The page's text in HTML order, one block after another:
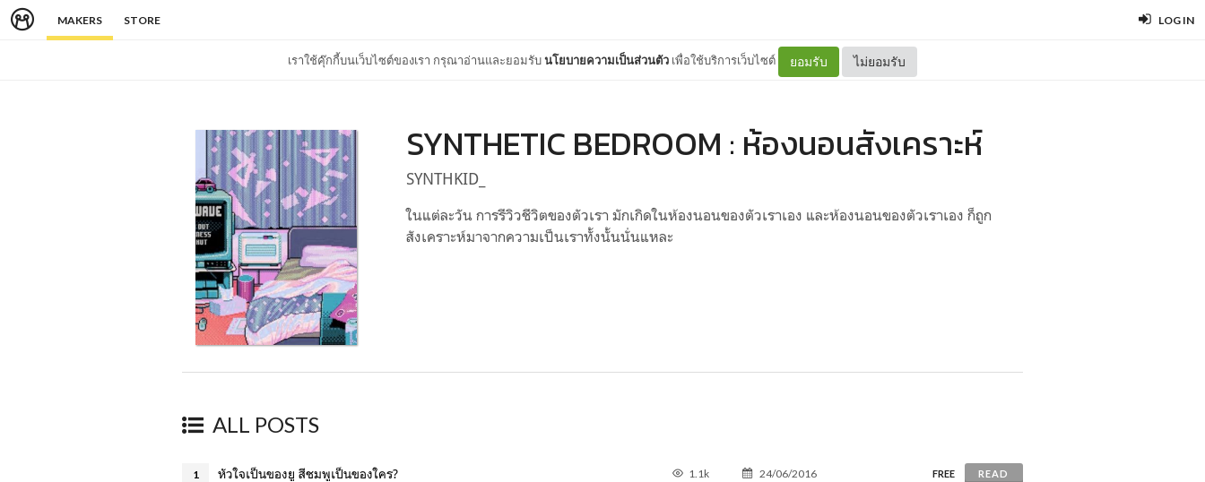
MAKERS STORE LOG IN
เราใช้คุ๊กกี้บนเว็บไซต์ของเรา กรุณาอ่านและยอมรับนโยบายความเป็นส่วนตัว เพื่อใช้บริการเว็บไซต์ ยอมรับ ไม่ยอมรับ
SYNTHETIC BEDROOM : ห้องนอนสังเคราะห์
SYNTHKID_
ในแต่ละวัน การรีวิวชีวิตของตัวเรา มักเกิดในห้องนอนของตัวเราเอง และห้องนอนของตัวเราเอง ก็ถูก
สังเคราะห์มาจากความเป็นเราทั้งนั้นนั่นแหละ
ALL POSTS
1 หัวใจเป็นของยู สีชมพูเป็นของใคร? 1.1k 24/06/2016 FREE READ